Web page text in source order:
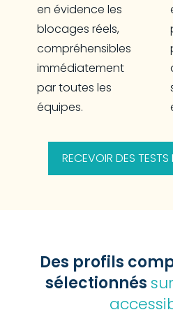
en évidence les
blocages réels,
compréhensibles
immédiatement
par toutes les
équipes.
RECEVOIR DES TESTS
Des profils
sélectionnés